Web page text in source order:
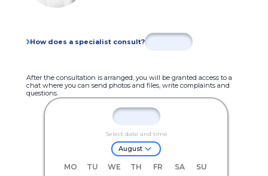
How does a specialist consult?
After the consultation is arranged, you will be granted access to a
chat where you can send photos and files, write complaints and
questions.
Select date and time
August
MO TU WE TH FR SA
SU